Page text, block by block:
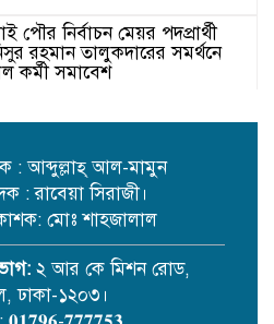
পৌর নির্বাচন মেয়র পদপ্রার্থী
রহমান তালুকদারের সমর্থনে
কর্মী সমাবেশ
‘ইতি রবিস্মরণে’ আয়োজন
ও নিরাপত্তার দাবিতে কঠোর
সূচনা
: আব্দুল্লাহ্ আল-মামুন
: রাবেয়া সিরাজী।
মোঃ শাহজালাল
২ আর কে মিশন রোড,
ঢাকা-১২০৩।